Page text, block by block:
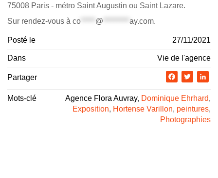
75008 Paris - métro Saint Augustin ou Saint Lazare.
Sur rendez-vous à co @ ay.com.
Posté le 27/11/2021
Dans Vie de l'agence
Partager Facebook
Twitter
Mots-clé Agence Flora Auvray, Dominique Ehrhard,
Exposition, Hortense Varillon, peintures,
Photographies